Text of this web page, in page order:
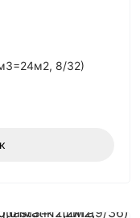
8/32)